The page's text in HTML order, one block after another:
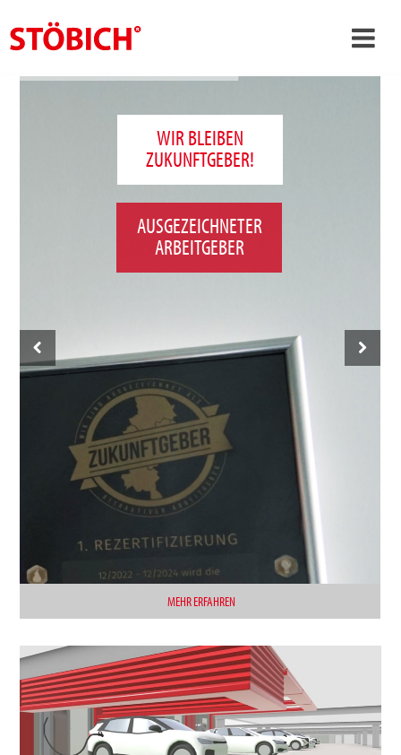
Kontakt
MEHR ERFAHREN
WIR BLEIBEN
ZUKUNFTGEBER!
AUSGEZEICHNETER
ARBEITGEBER